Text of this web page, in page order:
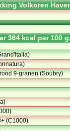
Volkoren
364 kcal per 100
9-granen (Soubry)
(C1000)